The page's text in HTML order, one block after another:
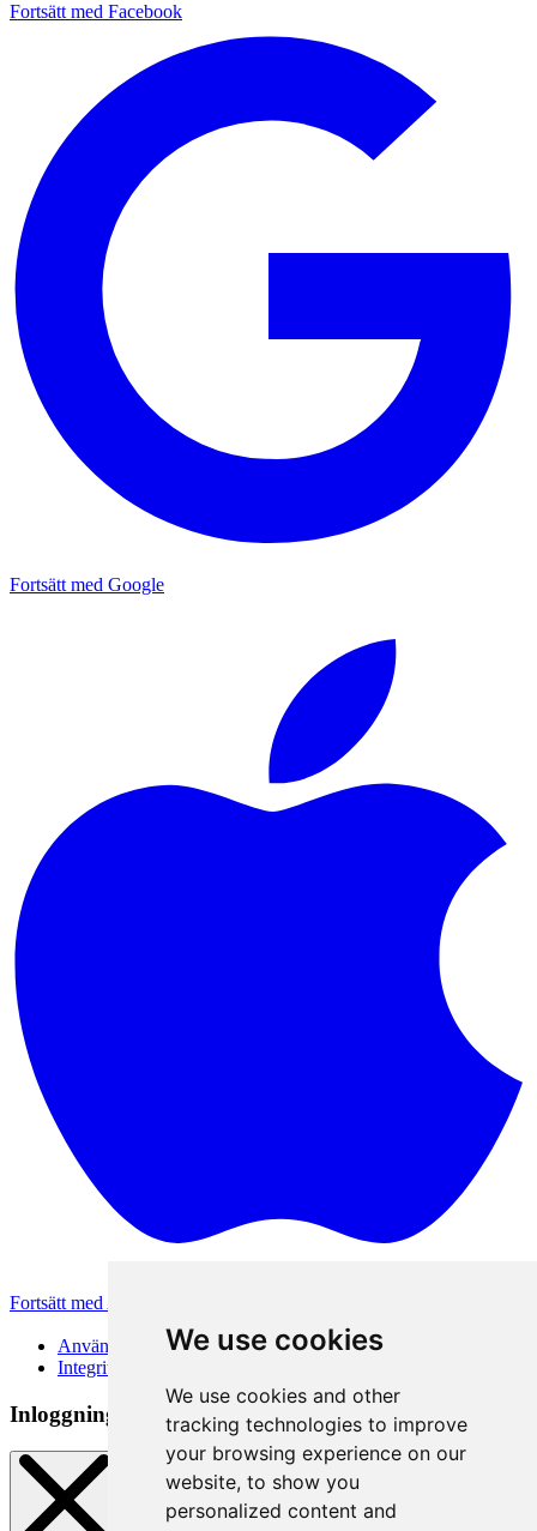
We use cookies
We use cookies and other
tracking technologies to improve
your browsing experience on our
website, to show you
personalized content and
Fortsätt med Facebook
Fortsätt med Google
Fortsätt med Apple
Användarvillkor
Integritetspolicy
Inloggningsmetod